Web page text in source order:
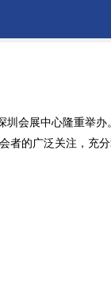
会展中心隆重举
者的广泛关注，充